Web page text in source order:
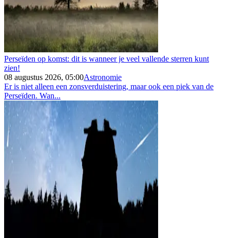
Perseïden op komst: dit is wanneer je veel vallende sterren kunt
zien!
08 augustus 2026, 05:00Astronomie
Er is niet alleen een zonsverduistering, maar ook een piek van de
Perseïden. Wan...